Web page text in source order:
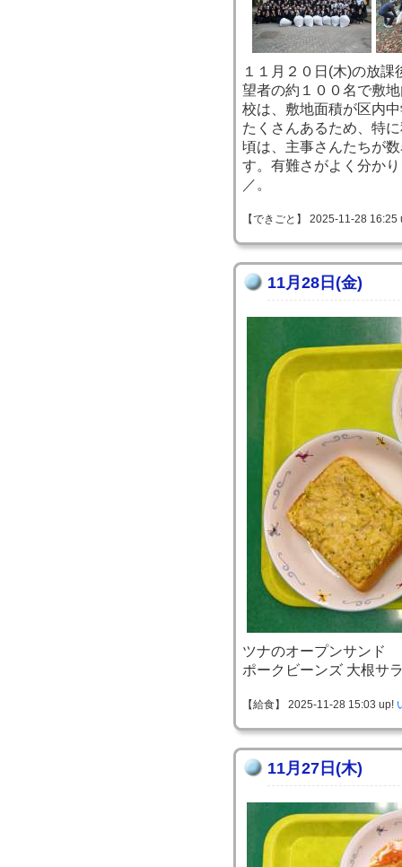
１１月２０日(木)の放
望者の約１００名で敷
校は、敷地面積が区内
たくさんあるため、特
頃は、主事さんたちが
す。有難さがよく分か
／。
【できごと】 2025-11-28
11月28日(金)
ツナのオープンサンド
ポークビーンズ 大根サ
【給食】 2025-11-28 15:03 up!
11月27日(木)